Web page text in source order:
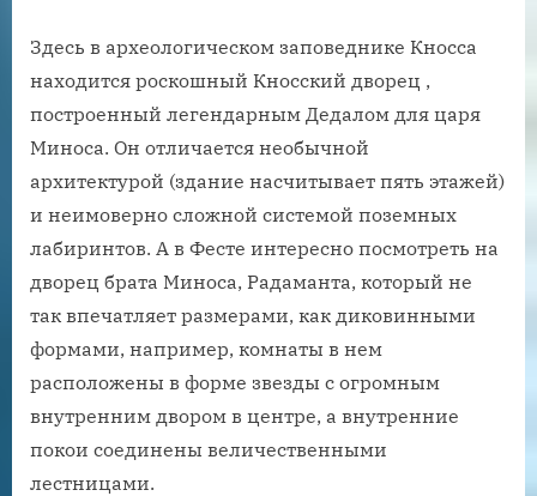
Здесь в археологическом заповеднике Кносса
находится роскошный Кносский дворец ,
построенный легендарным Дедалом для царя
Миноса. Он отличается необычной
архитектурой (здание насчитывает пять этажей)
и неимоверно сложной системой поземных
лабиринтов. А в Фесте интересно посмотреть на
дворец брата Миноса, Радаманта, который не
так впечатляет размерами, как диковинными
формами, например, комнаты в нем
расположены в форме звезды с огромным
внутренним двором в центре, а внутренние
покои соединены величественными
лестницами.